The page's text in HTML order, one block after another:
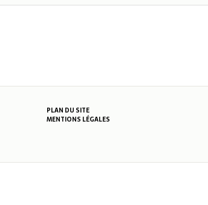
PLAN DU SITE
MENTIONS LÉGALES